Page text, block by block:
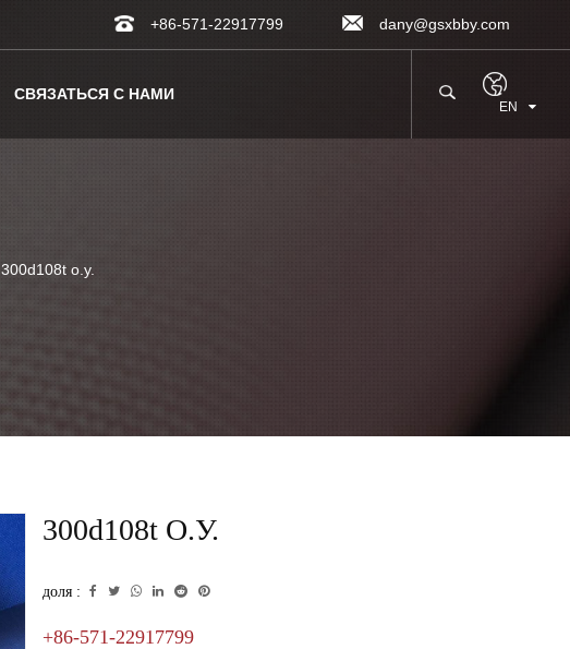
+86-571-22917799 dany@gsxbby.com
СВЯЗАТЬСЯ С НАМИ
EN
300d108t о.у.
300d108t О.у.
доля :
+86-571-22917799